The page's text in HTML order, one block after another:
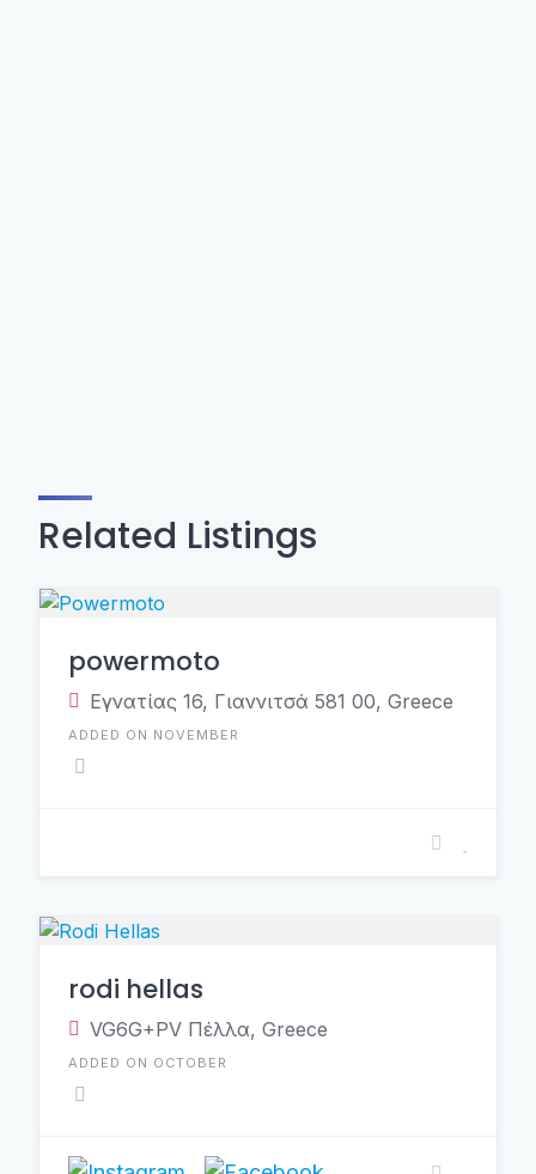
Related Listings
powermoto
Εγνατίας 16, Γιαννιτσά 581 00, Greece
ADDED ON NOVEMBER
rodi hellas
VG6G+PV Πέλλα, Greece
ADDED ON OCTOBER